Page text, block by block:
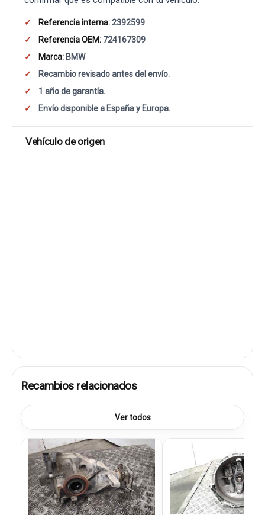
Referencia interna:2392599
Referencia OEM: 724167309
Marca: BMW
Recambio revisado antes del envío.
1 año de garantía.
Envío disponible a España y Europa.
Vehículo de origen
Recambios relacionados
Ver todos